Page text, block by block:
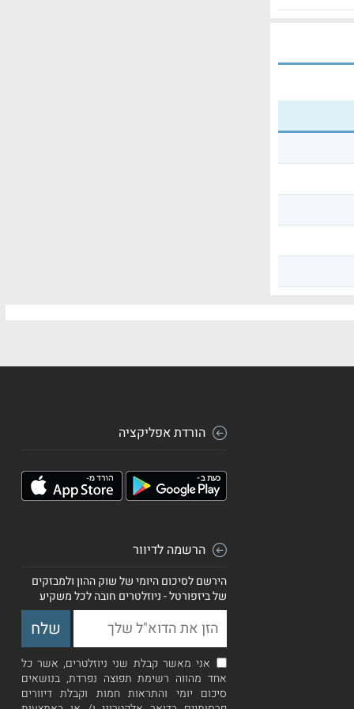
הורדת אפליקציה
הרשמה לדיוור
הירשם לסיכום היומי של שוק ההון ולמבזקים
של ביזפורטל - ניוזלטרים חובה לכל משקיע
אני מאשר קבלת שני ניוזלטרים, אשר כל
אחד מהווה רשימת תפוצה נפרדת, בנושאים
סיכום יומי והתראות חמות וקבלת דיוורים